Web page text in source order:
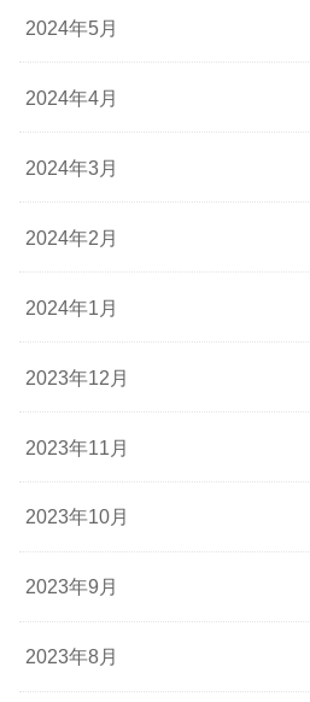
2024年5月
2024年4月
2024年3月
2024年2月
2024年1月
2023年12月
2023年11月
2023年10月
2023年9月
2023年8月